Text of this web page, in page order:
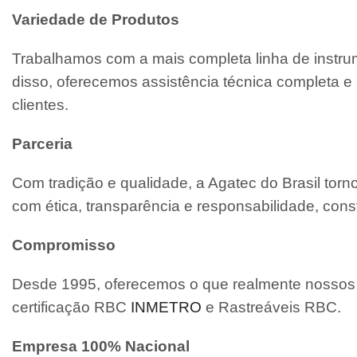
Variedade de Produtos
Trabalhamos com a mais completa linha de
disso, oferecemos assistência técnica completa
clientes.
Parceria
Com tradição e qualidade, a Agatec do Brasil
com ética, transparência e responsabilidade,
Compromisso
Desde 1995, oferecemos o que realmente
certificação RBC INMETRO e Rastreáveis RBC.
Empresa 100% Nacional